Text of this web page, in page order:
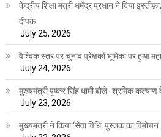
केंद्रीय शिक्षा मंत्री धर्मेंद्र प्रधान ने दिया
दीपके
July 25, 2026
वैश्विक स्तर पर चुनाव प्रेक्षकों भूमिका पर हुआ
July 24, 2026
मुख्यमंत्री पुष्कर सिंह धामी बोले- श्रमिक कल्याण
July 23, 2026
मुख्यमंत्री ने किया ‘सेवा विधि‘ पुस्तक का विमोचन